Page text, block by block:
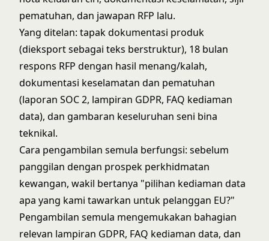
pematuhan, dan jawapan RFP lalu.
Yang ditelan: tapak dokumentasi produk
(dieksport sebagai teks berstruktur), 18 bulan
respons RFP dengan hasil menang/kalah,
dokumentasi keselamatan dan pematuhan
(laporan SOC 2, lampiran GDPR, FAQ kediaman
data), dan gambaran keseluruhan seni bina
teknikal.
Cara pengambilan semula berfungsi: sebelum
panggilan dengan prospek perkhidmatan
kewangan, wakil bertanya "pilihan kediaman data
apa yang kami tawarkan untuk pelanggan EU?"
Pengambilan semula mengemukakan bahagian
relevan lampiran GDPR, FAQ kediaman data, dan